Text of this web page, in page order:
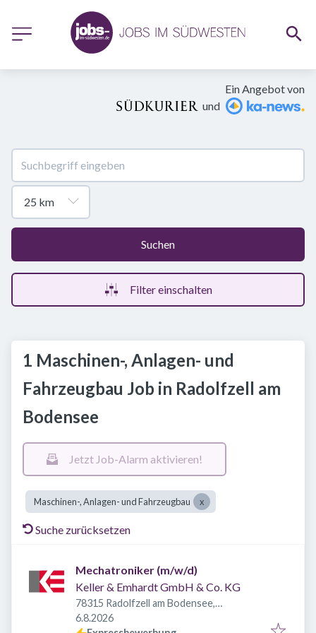
Ein Angebot von
und
Suchen
Filter einschalten
1 Maschinen-, Anlagen- und
Fahrzeugbau Job in Radolfzell am
Bodensee
Jetzt Job-Alarm aktivieren!
Maschinen-, Anlagen- und Fahrzeugbau
Suche zurücksetzen
Mechatroniker (m/w/d)
Keller & Emhardt GmbH & Co. KG
78315 Radolfzell am Bodensee,
Deutschland
Veröffentlicht
6.8.2026